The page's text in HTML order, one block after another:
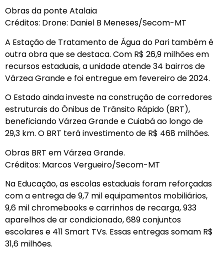
Obras da ponte Atalaia
Créditos: Drone: Daniel B Meneses/Secom-MT
A Estação de Tratamento de Água do Pari também é
outra obra que se destaca. Com R$ 26,9 milhões em
recursos estaduais, a unidade atende 34 bairros de
Várzea Grande e foi entregue em fevereiro de 2024.
O Estado ainda investe na construção de corredores
estruturais do Ônibus de Trânsito Rápido (BRT),
beneficiando Várzea Grande e Cuiabá ao longo de
29,3 km. O BRT terá investimento de R$ 468 milhões.
Obras BRT em Várzea Grande.
Créditos: Marcos Vergueiro/Secom-MT
Na Educação, as escolas estaduais foram reforçadas
com a entrega de 9,7 mil equipamentos mobiliários,
9,6 mil chromebooks e carrinhos de recarga, 933
aparelhos de ar condicionado, 689 conjuntos
escolares e 411 Smart TVs. Essas entregas somam R$
31,6 milhões.